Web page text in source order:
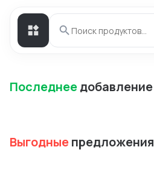
Последнеедобавление
Выгодныепредложения